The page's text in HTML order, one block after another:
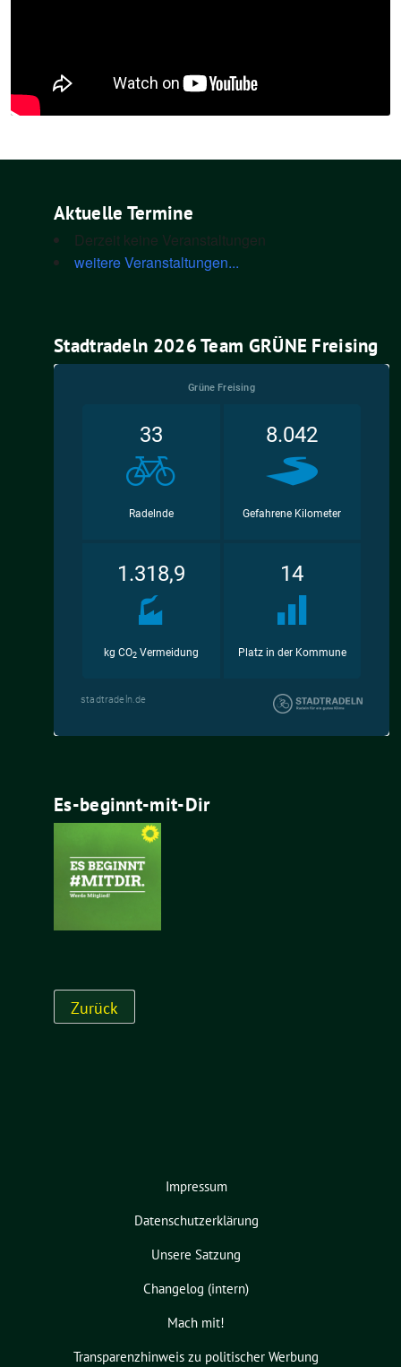
Aktuelle Termine
Derzeit keine Veranstaltungen
weitere Veranstaltungen...
Stadtradeln 2026 Team GRÜNE Freising
Es-beginnt-mit-Dir
Impressum
Datenschutzerklärung
Unsere Satzung
Changelog (intern)
Mach mit!
Transparenzhinweis zu politischer Werbung